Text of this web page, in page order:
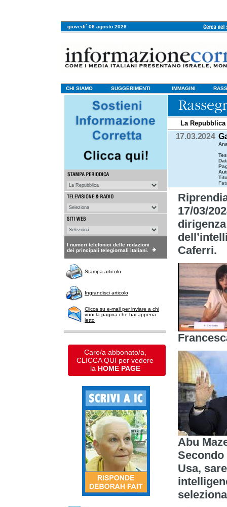
giovedi` 06 agosto 2026
CHI SIAMO SUGGERIMENTI IMMAGINI
I numeri telefonici delle redazioni
dei principali telegiornali italiani.
Stampa articolo
Ingrandisci articolo
Clicca su e-mail per inviare a chi
vuoi la pagina che hai appena
letto
Caro/a abbonato/a,
CLICCA QUI per vedere
la HOME PAGE
La Repubblica
17.03.2024
17/03/
Caferri.
Abu
Usa,